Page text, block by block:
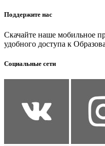
Поддержите нас
Скачайте наше мобильное
удобного доступа к
Социальные сети